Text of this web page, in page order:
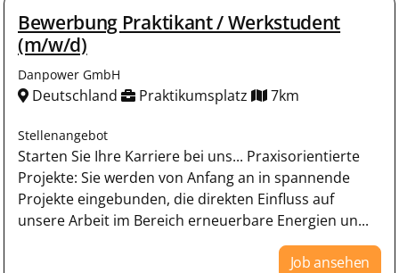
Bewerbung Praktikant / Werkstudent
(m/w/d)
Danpower GmbH
Deutschland Praktikumsplatz 7km
Stellenangebot
Starten Sie Ihre Karriere bei uns... Praxisorientierte
Projekte: Sie werden von Anfang an in spannende
Projekte eingebunden, die direkten Einfluss auf
unsere Arbeit im Bereich erneuerbare Energien un...
Job ansehen